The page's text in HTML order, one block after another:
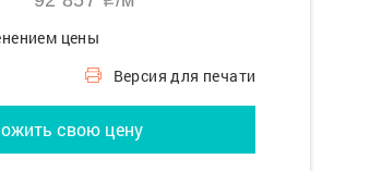
цены
Версия для печати
свою цену